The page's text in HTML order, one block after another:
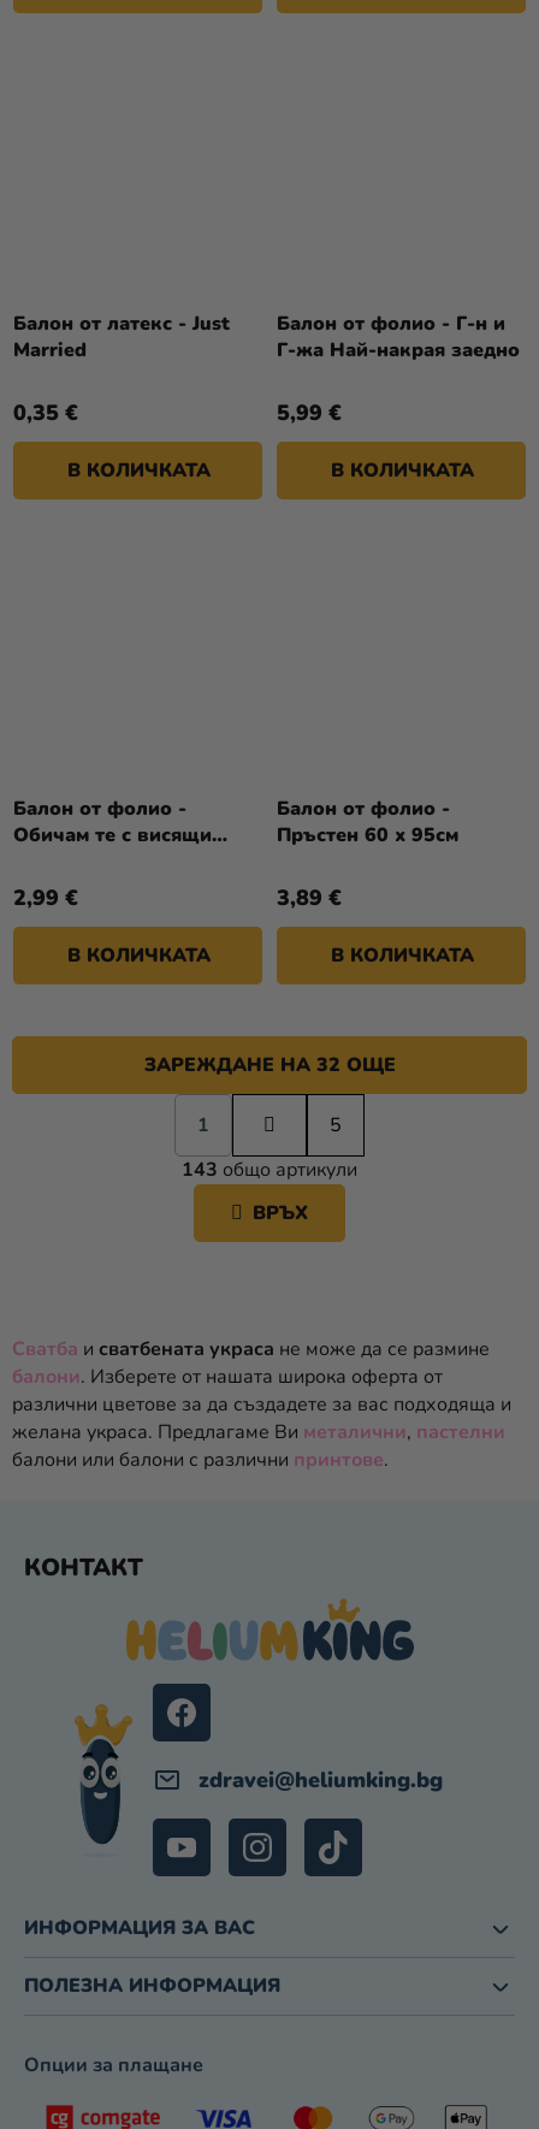
Балон от латекс - Just
Married
0,35 €
В КОЛИЧКАТА
Балон от фолио - Г-н и
Г-жа Най-накрая заедно
5,99 €
В КОЛИЧКАТА
Балон от фолио -
Обичам те с висящи
2,99 €
В КОЛИЧКАТА
Балон от фолио -
Пръстен 60 х 95см
3,89 €
В КОЛИЧКАТА
К
О
Н
Т
И
Е
Л
Е
М
А
И
Я
В
А
Н
ЗАРЕЖДАНЕ НА 32 ОЩЕ
П
а
г
и
а
ц
1
5
143 общо артикули
ВРЪХ
Сватба и сватбената украса не може да се размине
балони. Изберете от нашата широка оферта от
различни цветове за да създадете за вас подходяща и
желана украса. Предлагаме Ви металични, пастелни
балони или балони с различни принтове.
КОНТАКТ
zdravei@heliumking.bg
ИНФОРМАЦИЯ ЗА ВАС
ПОЛЕЗНА ИНФОРМАЦИЯ
Опции за плащане